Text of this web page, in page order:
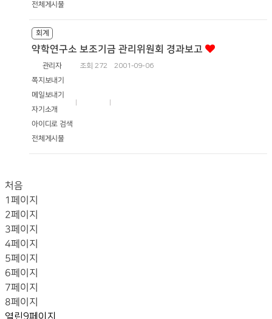
전체게시물
회계
약학연구소 보조기금 관리위원회 경과보고
관리자
쪽지보내기
메일보내기
자기소개
아이디로 검색
전체게시물
조회272 2001-09-06
처음
1페이지
2페이지
3페이지
4페이지
5페이지
6페이지
7페이지
8페이지
열린9페이지